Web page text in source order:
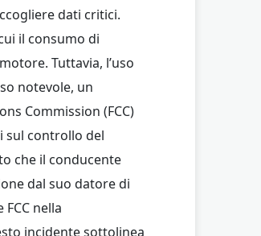
dati critici.
il consumo di
Tuttavia, l’uso
notevole, un
Commission (FCC)
sul controllo del
che il conducente
dal suo datore di
nella
incidente sottolinea